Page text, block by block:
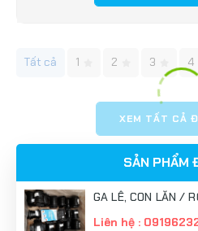
Tất cả 1 2 3 4
XEM TẤT CẢ
SẢN PHẨM
GA LÊ, CON LĂN /
Liên hệ :